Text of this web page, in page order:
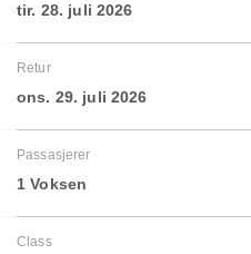
tir. 28. juli 2026
Retur
ons. 29. juli 2026
Passasjerer
1 Voksen
Class